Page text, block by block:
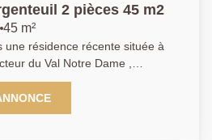
2 pièces 45 m2
45 m²
une résidence récente située à
du Val Notre Dame ,
vous propose à la
comprenant : une entrée,
sur un balcon sans vis a